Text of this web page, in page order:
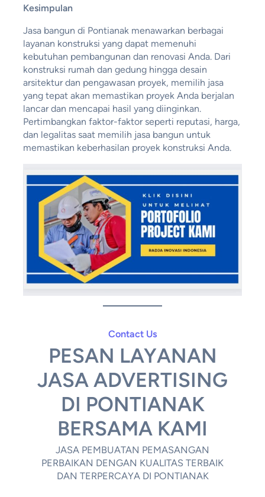
Kesimpulan
Jasa bangun di Pontianak menawarkan berbagai
layanan konstruksi yang dapat memenuhi
kebutuhan pembangunan dan renovasi Anda. Dari
konstruksi rumah dan gedung hingga desain
arsitektur dan pengawasan proyek, memilih jasa
yang tepat akan memastikan proyek Anda berjalan
lancar dan mencapai hasil yang diinginkan.
Pertimbangkan faktor-faktor seperti reputasi, harga,
dan legalitas saat memilih jasa bangun untuk
memastikan keberhasilan proyek konstruksi Anda.
Contact Us
PESAN LAYANAN
JASA ADVERTISING
DI PONTIANAK
BERSAMA KAMI
JASA PEMBUATAN PEMASANGAN
PERBAIKAN DENGAN KUALITAS TERBAIK
DAN TERPERCAYA DI PONTIANAK